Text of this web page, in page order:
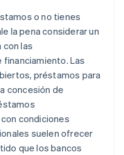
o no tienes
la pena considerar un
las
Las
préstamos para
concesión de
condiciones
suelen ofrecer
que los bancos